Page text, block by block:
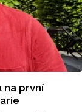
na první